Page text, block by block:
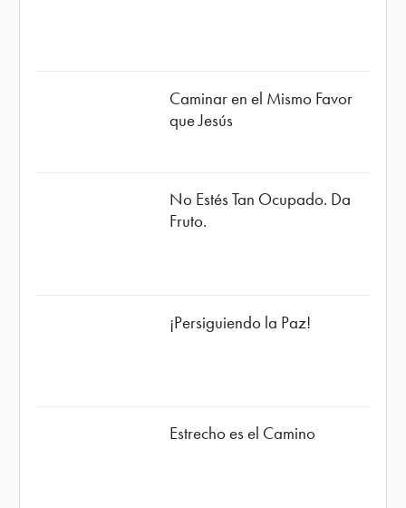
Caminar en el Mismo Favor
que Jesús
No Estés Tan Ocupado. Da
Fruto.
¡Persiguiendo la Paz!
Estrecho es el Camino